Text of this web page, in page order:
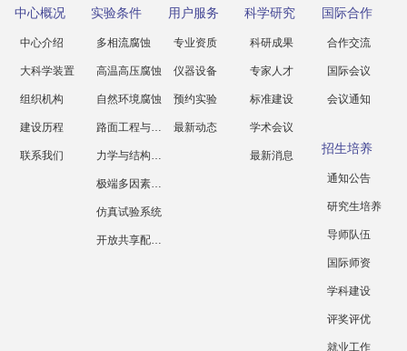
中心概况
中心介绍
大科学装置
组织机构
建设历程
联系我们
实验条件
多相流腐蚀
高温高压腐蚀
自然环境腐蚀
仿真试验系统
用户服务
专业资质
仪器设备
预约实验
最新动态
科学研究
科研成果
专家人才
标准建设
学术会议
最新消息
国际合作
合作交流
国际会议
会议通知
招生培养
通知公告
研究生培养
导师队伍
国际师资
学科建设
评奖评优
就业工作